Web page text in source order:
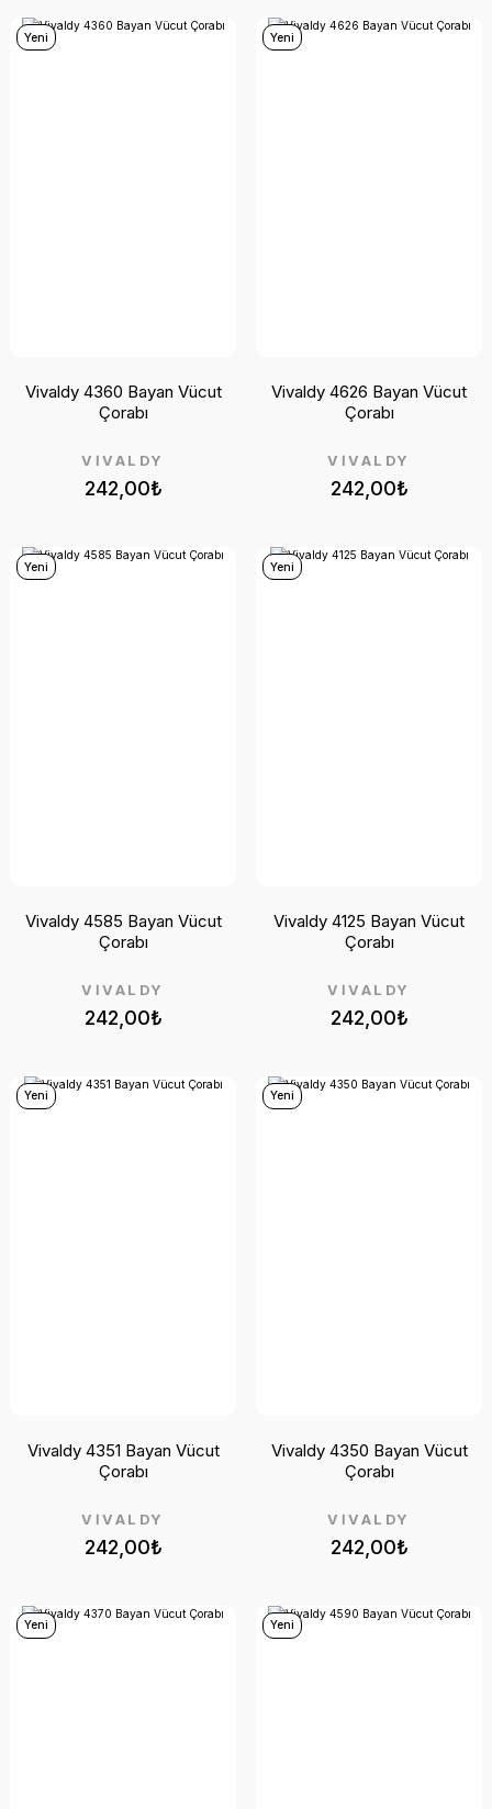
Yeni
242,00₺
VİVALDY
Vivaldy 4360 Bayan Vücut
Çorabı
Yeni
242,00₺
VİVALDY
Vivaldy 4626 Bayan Vücut
Çorabı
Yeni
242,00₺
VİVALDY
Vivaldy 4585 Bayan Vücut
Çorabı
Yeni
242,00₺
VİVALDY
Vivaldy 4125 Bayan Vücut
Çorabı
Yeni
242,00₺
VİVALDY
Vivaldy 4351 Bayan Vücut
Çorabı
Yeni
242,00₺
VİVALDY
Vivaldy 4350 Bayan Vücut
Çorabı
Yeni Yeni